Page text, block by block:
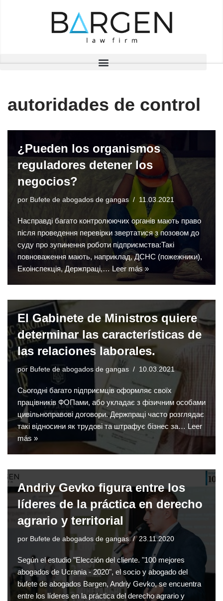
autoridades de control
¿Pueden los organismos
reguladores detener los
negocios?
por Bufete de abogados de gangas 11.03.2021
Насправді багато контролюючих органів мають право
після проведення перевірки звертатися з позовом до
суду про зупинення роботи підприємства:Такі
повноваження мають, наприклад, ДСНС (пожежники),
Екоінспекція, Держпраці,… Leer más »
El Gabinete de Ministros quiere
determinar las características de
las relaciones laborales.
por Bufete de abogados de gangas 10.03.2021
Сьогодні багато підприємців оформляє своїх
працівників ФОПами, або укладає з фізичним особами
цивільноправові договори. Держпраці часто розглядає
такі відносини як трудові та штрафує бізнес за… Leer
más »
Andriy Gevko figura entre los
líderes de la práctica en derecho
agrario y territorial
por Bufete de abogados de gangas 23.11.2020
Según el estudio "Elección del cliente. "100 mejores
abogados de Ucrania - 2020", el socio y abogado del
bufete de abogados Bargen, Andriy Gevko, se encuentra
entre los líderes en la práctica del derecho agrario y